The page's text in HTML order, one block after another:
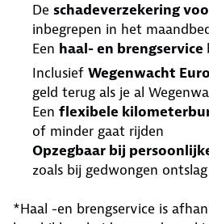
De schadeverzekering
inbegrepen in het
Een haal- en brengservice
Inclusief Wegenwacht
geld terug als je al
Een flexibele
of minder gaat rijden
Opzegbaar bij
zoals bij gedwongen ontslag
*Haal -en brengservice is